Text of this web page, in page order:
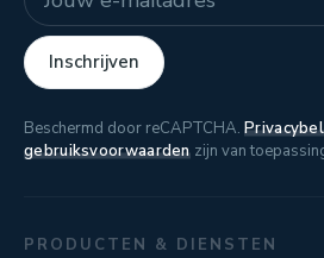
Inschrijven
Beschermd door reCAPTCHA.
gebruiksvoorwaardenzijn van
PRODUCTEN & DIENSTEN